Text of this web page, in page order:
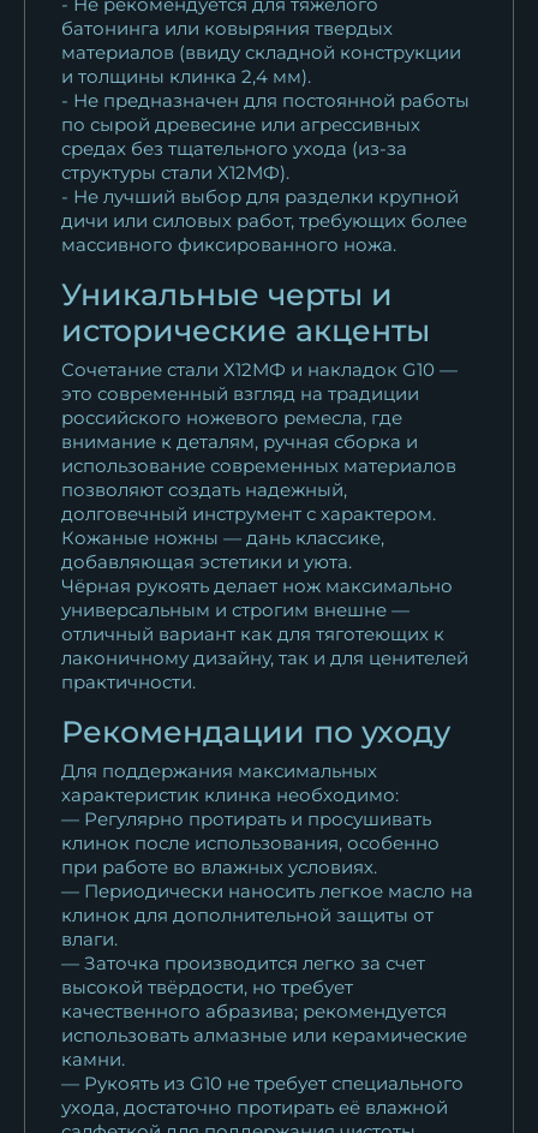
батонинга или ковыряния твердых
материалов (ввиду складной конструкции
и толщины клинка 2,4 мм).
- Не предназначен для постоянной работы
по сырой древесине или агрессивных
средах без тщательного ухода (из-за
структуры стали Х12МФ).
- Не лучший выбор для разделки крупной
дичи или силовых работ, требующих более
массивного фиксированного ножа.
Уникальные черты и
исторические акценты
Сочетание стали Х12МФ и накладок G10 —
это современный взгляд на традиции
российского ножевого ремесла, где
внимание к деталям, ручная сборка и
использование современных материалов
позволяют создать надежный,
долговечный инструмент с характером.
Кожаные ножны — дань классике,
добавляющая эстетики и уюта.
Чёрная рукоять делает нож максимально
универсальным и строгим внешне —
отличный вариант как для тяготеющих к
лаконичному дизайну, так и для ценителей
практичности.
Рекомендации по уходу
Для поддержания максимальных
характеристик клинка необходимо:
— Регулярно протирать и просушивать
клинок после использования, особенно
при работе во влажных условиях.
— Периодически наносить легкое масло на
клинок для дополнительной защиты от
влаги.
— Заточка производится легко за счет
высокой твёрдости, но требует
качественного абразива; рекомендуется
использовать алмазные или керамические
камни.
— Рукоять из G10 не требует специального
ухода, достаточно протирать её влажной